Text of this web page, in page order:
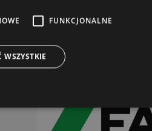
FUNKCJONALNE
WSZYSTKIE